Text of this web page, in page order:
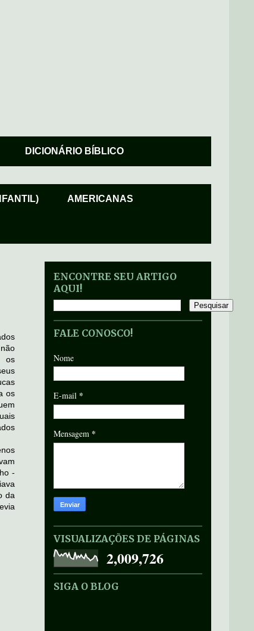
DICIONÁRIO BÍBLICO
AMERICANAS
os
os
-
da
ENCONTRE SEU ARTIGO
AQUI!
FALE CONOSCO!
Nome
E-mail *
Mensagem *
VISUALIZAÇÕES DE PÁGINAS
2,009,726
SIGA O BLOG